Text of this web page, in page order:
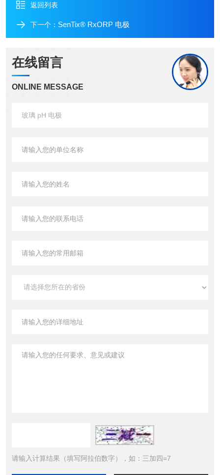
返回列表
下一个： SenTix® RxORP 电极
在线留言
ONLINE MESSAGE
请输入计算结果（填写阿拉伯数字），如：三加四=7